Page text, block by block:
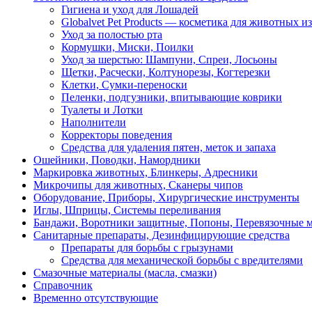
Гигиена и уход для Лошадей
Globalvet Pet Products — косметика для животных
Уход за полостью рта
Кормушки, Миски, Поилки
Уход за шерстью: Шампуни, Спреи, Лосьоны
Щетки, Расчески, Колтунорезы, Когтерезки
Клетки, Сумки-переноски
Пеленки, подгузники, впитывающие коврики
Туалеты и Лотки
Наполнители
Корректоры поведения
Средства для удаления пятен, меток и запаха
Ошейники, Поводки, Намордники
Маркировка животных, Блинкеры, Адресники
Микрочипы для животных, Сканеры чипов
Оборудование, Приборы, Хирургические инструменты
Иглы, Шприцы, Системы переливания
Бандажи, Воротники защитные, Попоны, Перевязочные
Санитарные препараты, Дезинфицирующие средства
Препараты для борьбы с грызунами
Средства для механической борьбы с вредителями
Смазочные материалы (масла, смазки)
Справочник
Временно отсутствующие